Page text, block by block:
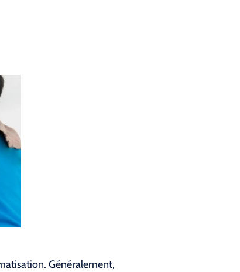
Généralement,